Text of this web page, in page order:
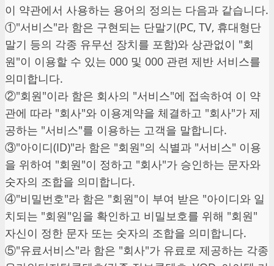
이 약관에서 사용하는 용어의 정의는 다음과 같습니다.
①"서비스"라 함은 구현되는 단말기(PC, TV, 휴대형단
말기 등의 각종 유무선 장치를 포함)와 상관없이 "회
원"이 이용할 수 있는 000 및 000 관련 제반 서비스를
의미합니다.
②"회원"이라 함은 회사의 "서비스"에 접속하여 이 약
관에 따라 "회사"와 이용계약을 체결하고 "회사"가 제
공하는 "서비스"를 이용하는 고객을 말합니다.
③"아이디(ID)"라 함은 "회원"의 식별과 "서비스" 이용
을 위하여 "회원"이 정하고 "회사"가 승인하는 문자와
숫자의 조합을 의미합니다.
④"비밀번호"라 함은 "회원"이 부여 받은 "아이디와 일
치되는 "회원"임을 확인하고 비밀보호를 위해 "회원"
자신이 정한 문자 또는 숫자의 조합을 의미합니다.
⑤"유료서비스"라 함은 "회사"가 유료로 제공하는 각종